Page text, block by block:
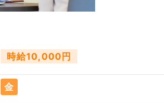
時給10,000円
金